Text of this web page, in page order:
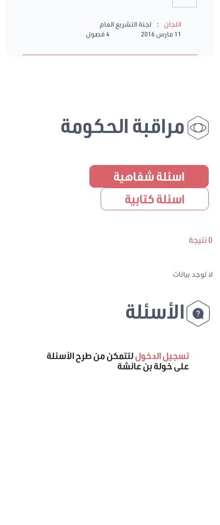
اللجان :
لجنة التشريع العام
11 مارس 2016
4 فصول
مراقبة الحكومة
اسئلة شفاهية
اسئلة كتابية
0 نتيجة
لا توجد بيانات
الأسئلة
تسجيل الدخوللتتمكن من طرح الأسئلة
على خولة بن عائشة